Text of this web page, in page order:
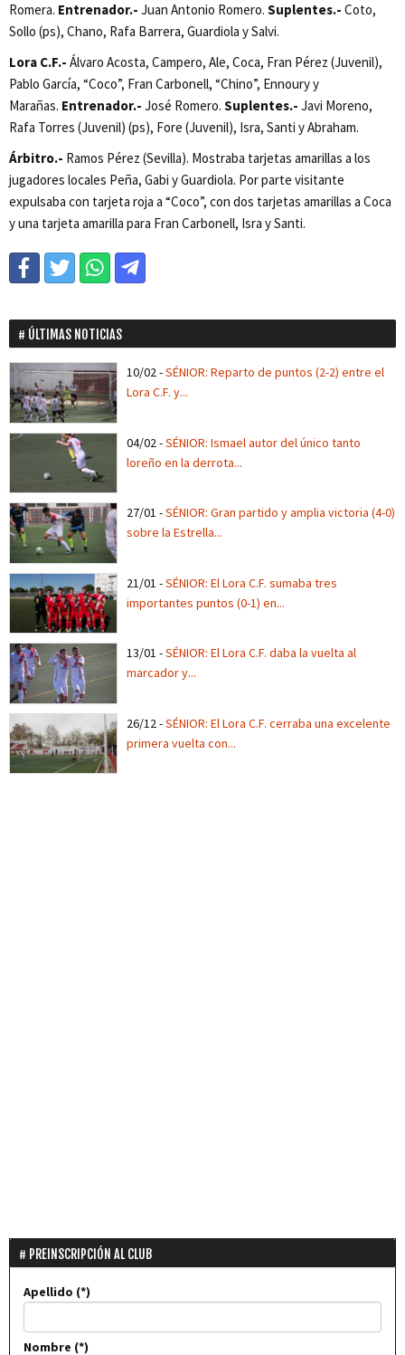
Romera. Entrenador.- Juan Antonio Romero. Suplentes.- Coto,
Sollo (ps), Chano, Rafa Barrera, Guardiola y Salvi.
Lora C.F.- Álvaro Acosta, Campero, Ale, Coca, Fran Pérez (Juvenil),
Pablo García, “Coco”, Fran Carbonell, “Chino”, Ennoury y
Marañas. Entrenador.- José Romero. Suplentes.- Javi Moreno,
Rafa Torres (Juvenil) (ps), Fore (Juvenil), Isra, Santi y Abraham.
Árbitro.- Ramos Pérez (Sevilla). Mostraba tarjetas amarillas a los
jugadores locales Peña, Gabi y Guardiola. Por parte visitante
expulsaba con tarjeta roja a “Coco”, con dos tarjetas amarillas a Coca
y una tarjeta amarilla para Fran Carbonell, Isra y Santi.
ÚLTIMAS NOTICIAS
10/02-SÉNIOR: Reparto de puntos (2-2) entre el
Lora C.F. y...
04/02-SÉNIOR: Ismael autor del único tanto
loreño en la derrota...
27/01 -SÉNIOR: Gran partido y amplia victoria (4-0)
sobre la Estrella...
21/01 -SÉNIOR: El Lora C.F. sumaba tres
importantes puntos (0-1) en...
13/01 -SÉNIOR: El Lora C.F. daba la vuelta al
marcador y...
26/12-SÉNIOR: El Lora C.F. cerraba una excelente
primera vuelta con...
PREINSCRIPCIÓN AL CLUB
Apellido
Nombre